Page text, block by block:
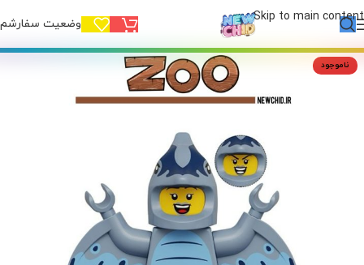
Skip to main content وضعیت
ناموجود